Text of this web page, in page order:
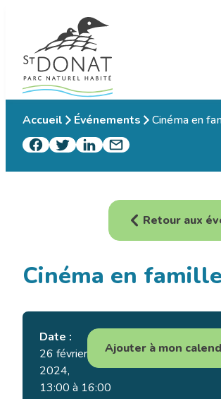
contenu
Accueil Événements Cinéma en
Retour aux
Cinéma en famille
Ajouter à mon
Date :
26 février
2024,
13:00 à 16:00